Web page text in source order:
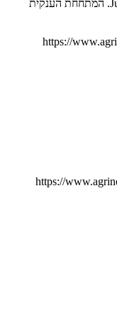
Maschio Gaspardo Jumbo X היא המתחחת הגדולה בעולם עם רוחב עבודה של עד 10 מטרים Maschio Gaspardo האיטלקייה משיקה את המתחחת הרחבה והגדולה בעולם בייצור סדרתי – Jumbo X. המתחחת הענקית
https://
https://